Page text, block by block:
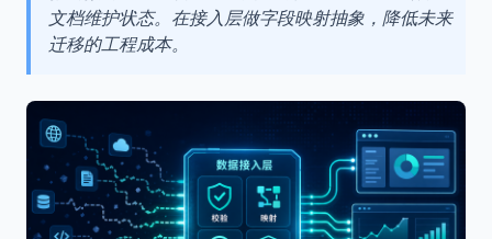
文档维护状态。在接入层做字段映射抽象，降低未来
迁移的工程成本。